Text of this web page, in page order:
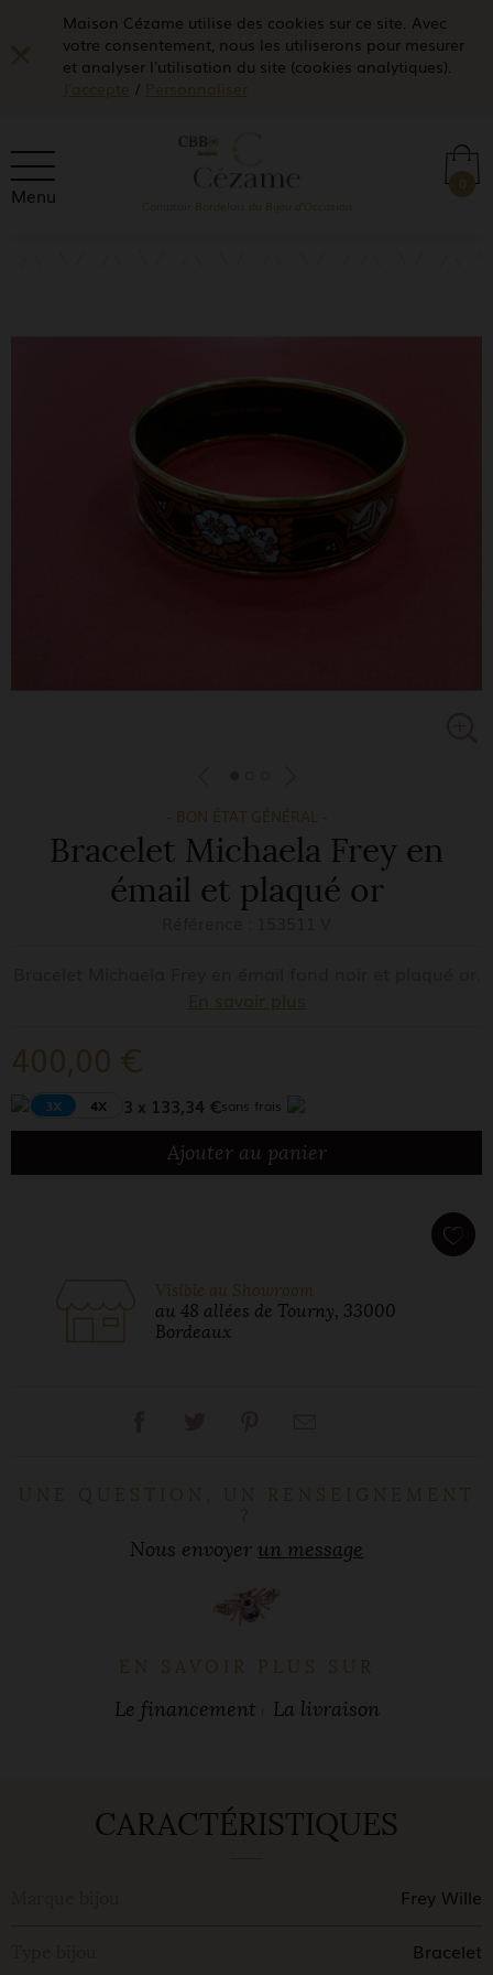
Maison Cézame utilise des cookies sur ce site. Avec
votre consentement, nous les utiliserons pour mesurer
et analyser l'utilisation du site (cookies analytiques).
/
Menu 0
Comptoir Bordelais du Bijou d'Occasion
- BON ÉTAT GÉNÉRAL -
Bracelet Michaela Frey en
émail et plaqué or
En savoir plus
400,00 €
3X 4X 3 x 133,34 €sans frais
Ajouter au panier
Visible au Showroom
au 48 allées de Tourny, 33000
Bordeaux
UNE QUESTION, UN RENSEIGNEMENT
?
Nous envoyer un message
EN SAVOIR PLUS SUR
Le financement La livraison
CARACTÉRISTIQUES
Frey Wille
Bracelet